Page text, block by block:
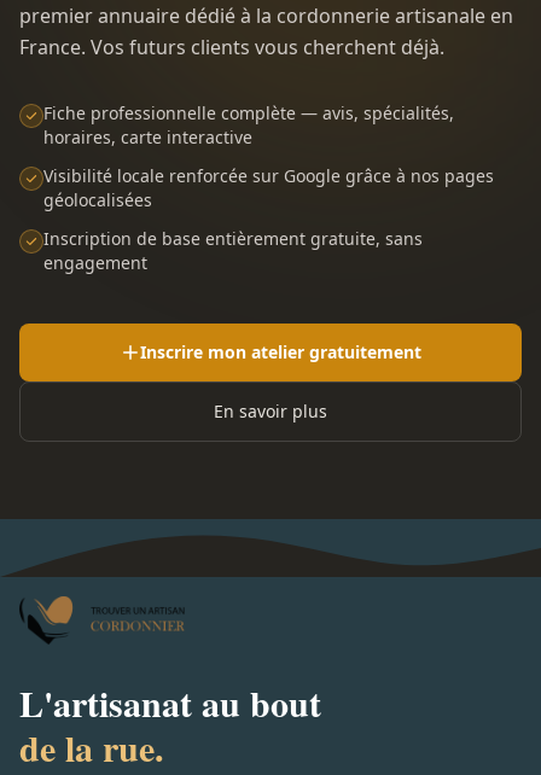
premier annuaire dédié à la cordonnerie artisanale en
France. Vos futurs clients vous cherchent déjà.
Fiche professionnelle complète — avis, spécialités,
horaires, carte interactive
Visibilité locale renforcée sur Google grâce à nos pages
géolocalisées
Inscription de base entièrement gratuite, sans
engagement
Inscrire mon atelier gratuitement
En savoir plus
L'artisanat au bout
de la rue.